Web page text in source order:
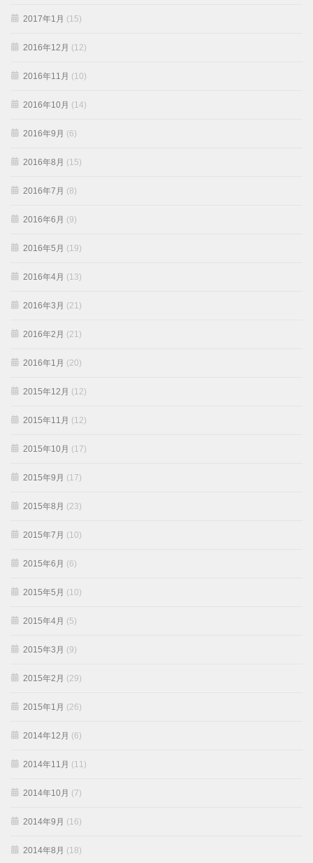
2017年1月 (15)
2016年12月 (12)
2016年11月 (10)
2016年10月 (14)
2016年9月 (6)
2016年8月 (15)
2016年7月 (8)
2016年6月 (9)
2016年5月 (19)
2016年4月 (13)
2016年3月 (21)
2016年2月 (21)
2016年1月 (20)
2015年12月 (12)
2015年11月 (12)
2015年10月 (17)
2015年9月 (17)
2015年8月 (23)
2015年7月 (10)
2015年6月 (6)
2015年5月 (10)
2015年4月 (5)
2015年3月 (9)
2015年2月 (29)
2015年1月 (26)
2014年12月 (6)
2014年11月 (11)
2014年10月 (7)
2014年9月 (16)
2014年8月 (18)